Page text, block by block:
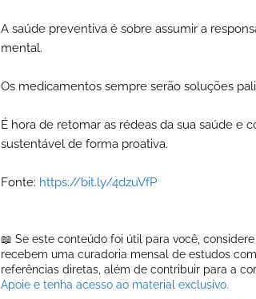
A saúde preventiva é sobre assumir a
mental.
Os medicamentos sempre serão soluções
É hora de retomar as rédeas da sua saúde e
sustentável de forma proativa.
Fonte: https://bit.ly/4dzuVfP
📖 Se este conteúdo foi útil para você,
recebem uma curadoria mensal de estudos
referências diretas, além de contribuir para a
Apoie e tenha acesso ao material exclusivo.